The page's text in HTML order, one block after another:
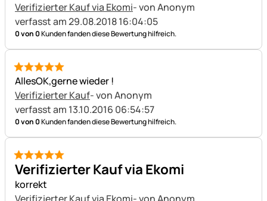
Verifizierter Kauf via Ekomi- von Anonym
verfasst am 29.08.2018 16:04:05
0 von 0Kunden fanden diese Bewertung hilfreich.
5 von 5
AllesOK,gerne wieder !
Verifizierter Kauf- von Anonym
verfasst am 13.10.2016 06:54:57
0 von 0Kunden fanden diese Bewertung hilfreich.
5 von 5
Verifizierter Kauf via Ekomi
korrekt